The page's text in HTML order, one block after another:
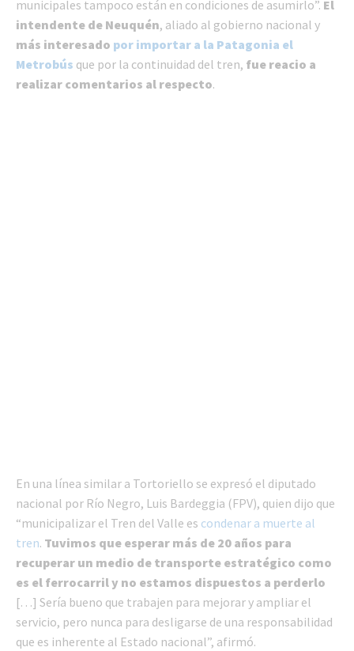
municipales tampoco están en condiciones de asumirlo”. El
intendente de Neuquén, aliado al gobierno nacional y
más interesado por importar a la Patagonia el
Metrobús que por la continuidad del tren, fue reacio a
realizar comentarios al respecto.
En una línea similar a Tortoriello se expresó el diputado
nacional por Río Negro, Luis Bardeggia (FPV), quien dijo que
“municipalizar el Tren del Valle es condenar a muerte al
tren. Tuvimos que esperar más de 20 años para
recuperar un medio de transporte estratégico como
es el ferrocarril y no estamos dispuestos a perderlo
[…] Sería bueno que trabajen para mejorar y ampliar el
servicio, pero nunca para desligarse de una responsabilidad
que es inherente al Estado nacional”, afirmó.